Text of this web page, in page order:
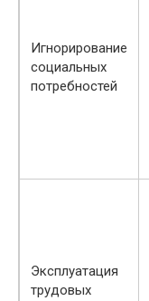
Игнорирование
социальных
потребностей
Эксплуатация
трудовых